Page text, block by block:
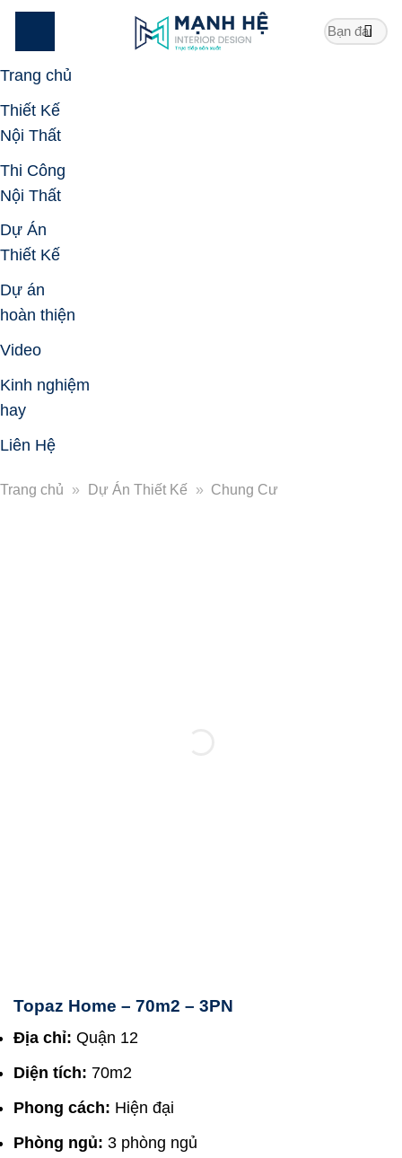
Skip
Trang chủ
Thiết Kế
Nội Thất
Thi Công
Nội Thất
Dự Án
Thiết Kế
Dự án
hoàn thiện
Video
Kinh nghiệm
hay
Liên Hệ
Trang chủ » Dự Án Thiết Kế » Chung Cư
Topaz Home – 70m2 – 3PN
Địa chỉ: Quận 12
Diện tích: 70m2
Phong cách: Hiện đại
Phòng ngủ: 3 phòng ngủ